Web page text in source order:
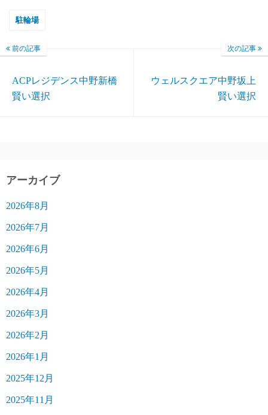
駐輪場
前の記事
ACPレジデンス中野新橋
賢い選択
次の記事
ウェルスクエア中野坂上
賢い選択
アーカイブ
2026年8月
2026年7月
2026年6月
2026年5月
2026年4月
2026年3月
2026年2月
2026年1月
2025年12月
2025年11月